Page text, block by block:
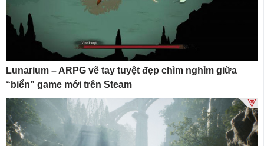
Lunarium – ARPG vẽ tay tuyệt đẹp chìm nghỉm giữa
“biển” game mới trên Steam